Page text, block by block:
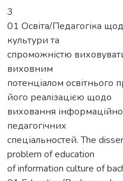
3
01 Освіта/Педагогіка
культури та
спроможністю
виховним
потенціалом
його реалізацією щодо
виховання
педагогічних
спеціальностей. The
problem of education
of information culture of